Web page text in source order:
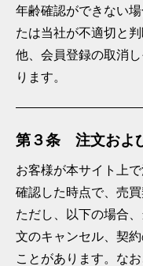
年齢確認ができない
たは当社が不適切と
他、会員登録の取消
ります。
第３条 注文およ
お客様が本サイト上
確認した時点で、売
ただし、以下の場合
文のキャンセル、契
ことがあります。な